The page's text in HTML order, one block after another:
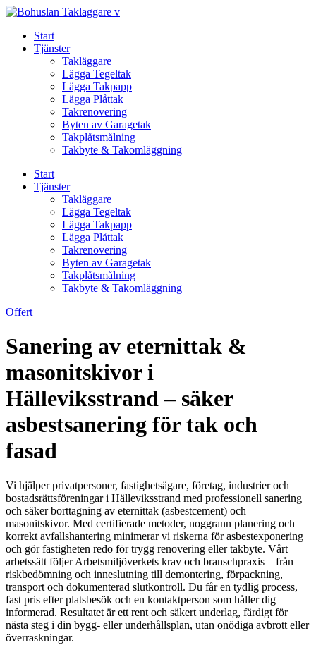
Skip
contentStart
Tjänster
Takläggare
Lägga Tegeltak
Lägga Takpapp
Lägga Plåttak
Takrenovering
Byten av Garagetak
Takplåtsmålning
Takbyte & Takomläggning
Start
Tjänster
Takläggare
Lägga Tegeltak
Lägga Takpapp
Lägga Plåttak
Takrenovering
Byten av Garagetak
Takplåtsmålning
Takbyte & Takomläggning
Offert
Sanering av eternittak &
masonitskivor i
Hälleviksstrand – säker
asbestsanering för tak och
fasad
Vi hjälper privatpersoner, fastighetsägare, företag, industrier och
bostadsrättsföreningar i Hälleviksstrand med professionell sanering
och säker borttagning av eternittak (asbestcement) och
masonitskivor. Med certifierade metoder, noggrann planering och
korrekt avfallshantering minimerar vi riskerna för asbestexponering
och gör fastigheten redo för trygg renovering eller takbyte. Vårt
arbetssätt följer Arbetsmiljöverkets krav och branschpraxis – från
riskbedömning och inneslutning till demontering, förpackning,
transport och dokumenterad slutkontroll. Du får en tydlig process,
fast pris efter platsbesök och en kontaktperson som håller dig
informerad. Resultatet är ett rent och säkert underlag, färdigt för
nästa steg i din bygg- eller underhållsplan, utan onödiga avbrott eller
överraskningar.